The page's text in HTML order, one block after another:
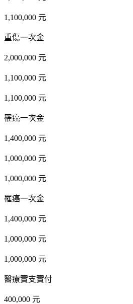
1,100,000 元
重傷一次金
2,000,000 元
1,100,000 元
1,100,000 元
罹癌一次金
1,400,000 元
1,000,000 元
1,000,000 元
罹癌一次金
1,400,000 元
1,000,000 元
1,000,000 元
醫療實支實付
400,000 元